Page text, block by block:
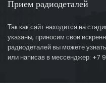
Прием радиодеталей
Так как сайт находится на
указаны, приносим свои
радиодеталей вы можете
или написав в мессенджер: +7